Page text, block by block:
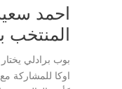
احمد
المنتخب
بوب برادلي